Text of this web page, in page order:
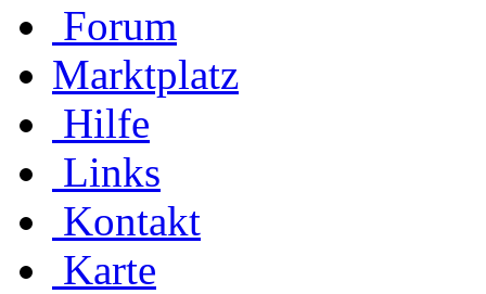
Forum
Marktplatz
Hilfe
Links
Kontakt
Karte